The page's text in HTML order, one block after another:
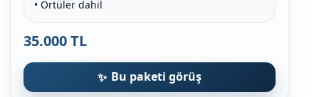
• Örtüler dahil
35.000 TL
Bu paketi görüş